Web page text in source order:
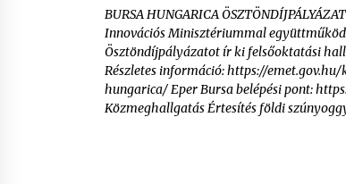
BURSA HUNGARICA
Innovációs Minisztériummal
Ösztöndíjpályázatot ír ki felsőoktatási
Részletes információ: https://
hungarica/ Eper Bursa belépési pont:
Közmeghallgatás Értesítés földi